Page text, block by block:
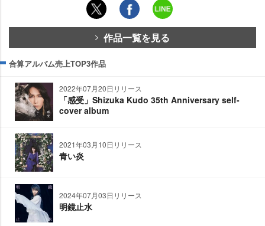
作品一覧を見る
合算アルバム売上TOP3作品
2022年07月20日リリース
「感受」Shizuka Kudo 35th Anniversary self-
cover album
2021年03月10日リリース
青い炎
2024年07月03日リリース
明鏡止水